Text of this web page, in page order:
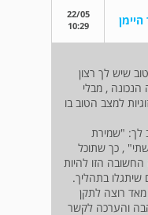
היימן
22/05
10:29
שיש לך רצון
, מבלי
למצב הטוב בו
לך: "שמירת
, כך שתוכל
הזו להיות
שיתגלו בתהליך.
רוצה לתקן
והערכה לקשר